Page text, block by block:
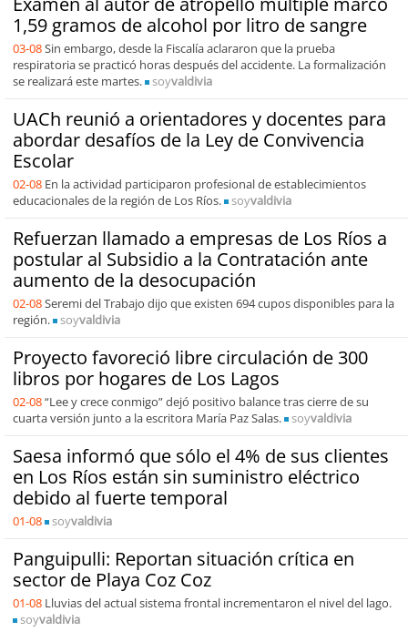
1,59 gramos de alcohol por litro de sangre
03-08Sin embargo, desde la Fiscalía aclararon que la prueba
respiratoria se practicó horas después del accidente. La formalización
se realizará este martes.
soyvaldivia
UACh reunió a orientadores y docentes para
abordar desafíos de la Ley de Convivencia
Escolar
02-08 En la actividad participaron profesional de establecimientos
educacionales de la región de Los Ríos.
soyvaldivia
Refuerzan llamado a empresas de Los Ríos a
postular al Subsidio a la Contratación ante
aumento de la desocupación
02-08Seremi del Trabajo dijo que existen 694 cupos disponibles para la
región.
soyvaldivia
Proyecto favoreció libre circulación de 300
libros por hogares de Los Lagos
02-08“Lee y crece conmigo” dejó positivo balance tras cierre de su
cuarta versión junto a la escritora María Paz Salas.
soyvaldivia
Saesa informó que sólo el 4% de sus clientes
en Los Ríos están sin suministro eléctrico
debido al fuerte temporal
01-08 soyvaldivia
Panguipulli: Reportan situación crítica en
sector de Playa Coz Coz
01-08 Lluvias del actual sistema frontal incrementaron el nivel del lago.
soyvaldivia